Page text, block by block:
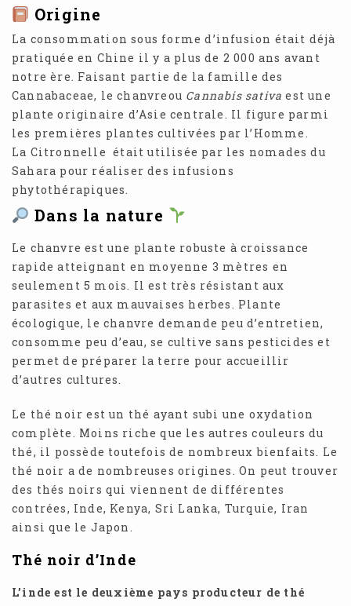
Origine
La consommation sous forme d’infusion était déjà
pratiquée en Chine il y a plus de 2 000 ans avant
notre ère. Faisant partie de la famille des
Cannabaceae, le chanvreou Cannabis sativa est une
plante originaire d’Asie centrale. Il figure parmi
les premières plantes cultivées par l’Homme.
La Citronnelle était utilisée par les nomades du
Sahara pour réaliser des infusions
phytothérapiques.
Dans la nature
Le chanvre est une plante robuste à croissance
rapide atteignant en moyenne 3 mètres en
seulement 5 mois. Il est très résistant aux
parasites et aux mauvaises herbes. Plante
écologique, le chanvre demande peu d’entretien,
consomme peu d’eau, se cultive sans pesticides et
permet de préparer la terre pour accueillir
d’autres cultures.
Le thé noir est un thé ayant subi une oxydation
complète. Moins riche que les autres couleurs du
thé, il possède toutefois de nombreux bienfaits. Le
thé noir a de nombreuses origines. On peut trouver
des thés noirs qui viennent de différentes
contrées, Inde, Kenya, Sri Lanka, Turquie, Iran
ainsi que le Japon.
Thé noir d’Inde
L’inde est le deuxième pays producteur de thé